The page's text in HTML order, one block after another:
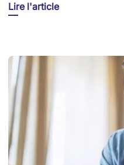
Lire l'article